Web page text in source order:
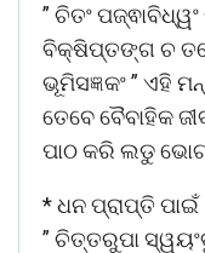
” ଚିତଂ
ବିକ୍ଷିପ୍ତଙ୍ଗ ଚ
ଭୂମିସଜ୍ଞକଂ ” ଏହି
ତେବେ ବୈବାହିକ
ପାଠ କରି ଲଡୁ
* ଧନ ପ୍ରାପ୍ତି ପାଇଁ
” ଚିତ୍ତରୁପା